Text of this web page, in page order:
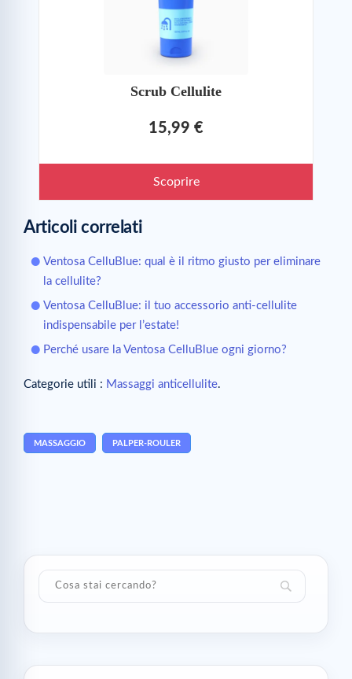
Scrub Cellulite
15,99 €
Scoprire
Articoli correlati
Ventosa CelluBlue: qual è il ritmo giusto per eliminare
la cellulite?
Ventosa CelluBlue: il tuo accessorio anti-cellulite
indispensabile per l’estate!
Perché usare la Ventosa CelluBlue ogni giorno?
Categorie utili : Massaggi anticellulite.
MASSAGGIO PALPER-ROULER